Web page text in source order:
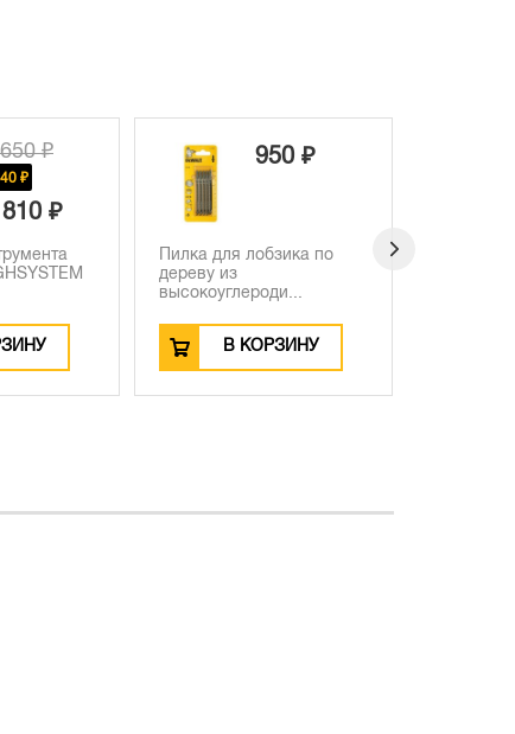
₽
₽
₽
950 ₽
Пилка для лобзика по
дереву из
высокоуглероди...
В КОРЗИНУ